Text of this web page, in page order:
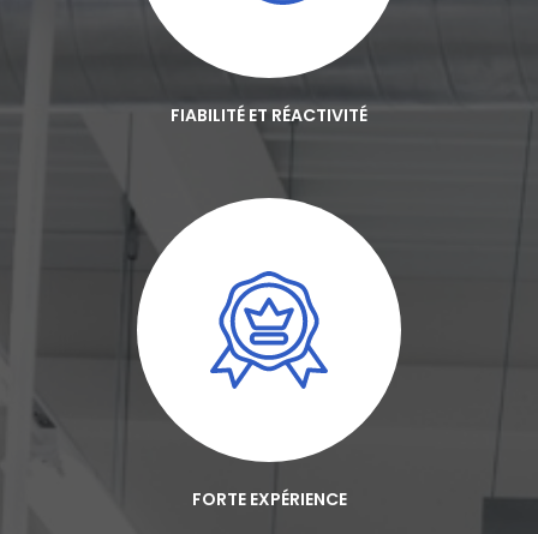
FIABILITÉ ET RÉACTIVITÉ
FORTE EXPÉRIENCE